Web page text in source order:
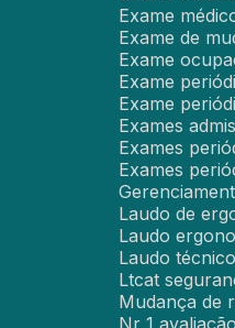
Exame
Exame de
Exame
Exame
Exame
Exames
Exames
Exames
Laudo de
Laudo
Laudo
Ltcat
Mudança
Nr 1